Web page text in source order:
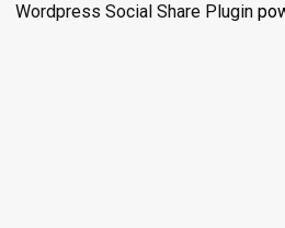
Wordpress Social Share Plugin